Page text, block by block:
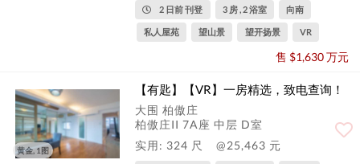
2 日前 刊登 3 房 , 2 浴室 向南
私人屋苑 望山景 望开扬景 VR
售 $1,630 万元
黄金, 1图
【有匙】【VR】一房精选，致电查询！
大围 柏傲庄
柏傲庄II 7A座 中层 D室
实用: 324 尺
@25,463 元